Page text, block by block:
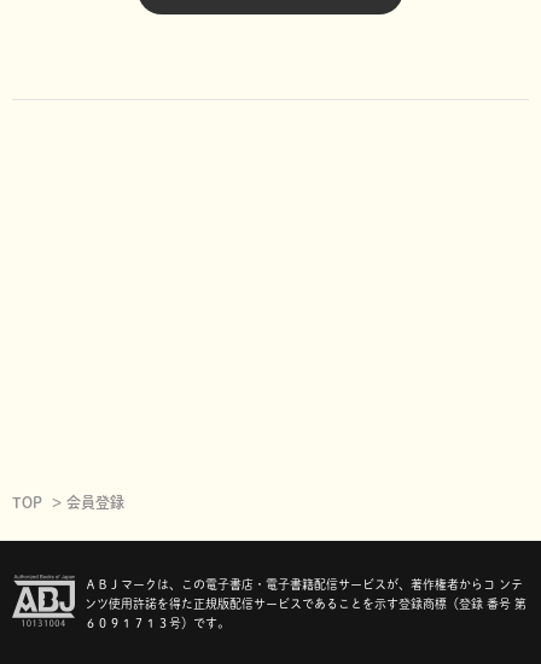
TOP 会員登録
ＡＢＪマークは、この電子書店・電子書籍配信サービスが、著作権者からコ ンテ
ンツ使用許諾を得た正規版配信サービスであることを示す登録商標（登録 番号 第
６０９１７１３号）です。